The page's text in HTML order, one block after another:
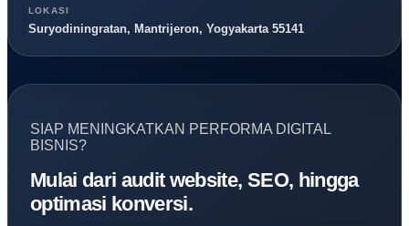
LOKASI
Suryodiningratan, Mantrijeron, Yogyakarta 55141
SIAP MENINGKATKAN PERFORMA DIGITAL
BISNIS?
Mulai dari audit website, SEO, hingga
optimasi konversi.